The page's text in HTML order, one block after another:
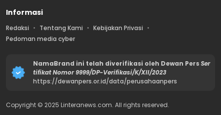
Informasi
Redaksi Tentang Kami
Kebijakan Privasi
Pedoman media cyber
NamaBrand ini telah diverifikasi oleh Dewan PersSer
tifikat Nomor 9999/DP-Verifikasi/K/XII/2023
https://dewanpers.or.id/data/perusahaanpers
Copyright © 2025 Linteranews.com. All rights reserved.